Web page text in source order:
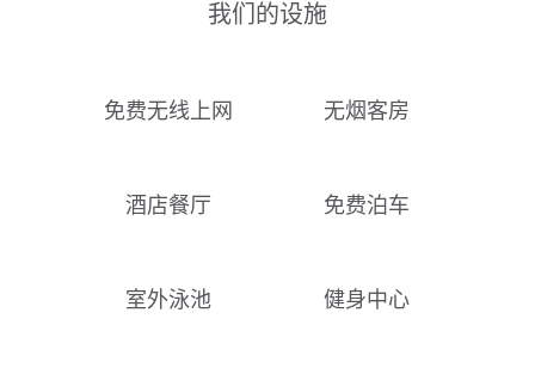
我们的设施
免费无线上网 无烟客房
酒店餐厅 免费泊车
室外泳池 健身中心